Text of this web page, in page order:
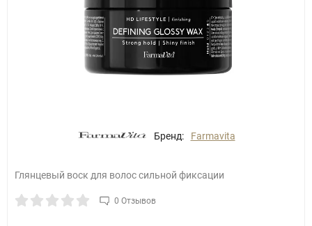
Бренд: Farmavita
Глянцевый воск для волос сильной фиксации
0 Отзывов